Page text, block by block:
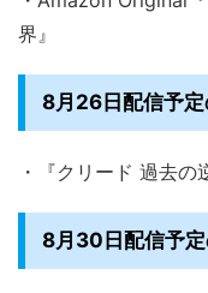
界』
8月26日配信予
・『クリード 過去
8月30日配信予